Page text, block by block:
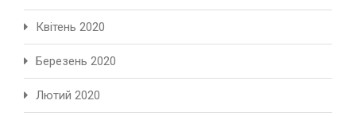
Квітень 2020
Березень 2020
Лютий 2020